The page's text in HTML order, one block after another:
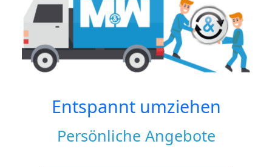
Entspannt umziehen
Persönliche Angebote